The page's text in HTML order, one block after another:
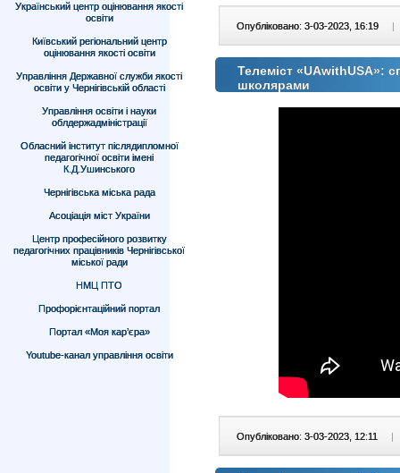
Український центр оцінювання якості
освіти
Київський регіональний центр
оцінювання якості освіти
Управління Державної служби якості
освіти у Чернігівській області
Управління освіти і науки
облдержадміністрації
Обласний інститут післядипломної
педагогічної освіти імені
К.Д.Ушинського
Чернігівська міська рада
Асоціація міст України
Центр професійного розвитку
педагогічних працівників Чернігівської
міської ради
НМЦ ПТО
Профорієнтаційний портал
Портал «Моя кар’єра»
Youtube-канал управління освіти
Опубліковано: 3-03-2023, 16:19 |
Телеміст «UAwithUSA»:
школярами
Опубліковано: 3-03-2023, 12:11 |